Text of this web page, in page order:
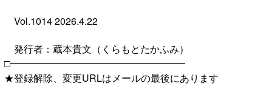
Vol.1014 2026.4.22
発行者：蔵本貴文（くらもとたかふみ）
□━━━━━━━━━━━━━━━━━━
★登録解除、変更URLはメールの最後にあります